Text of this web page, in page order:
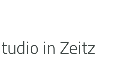
in Zeitz